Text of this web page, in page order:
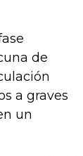
de
a graves
un